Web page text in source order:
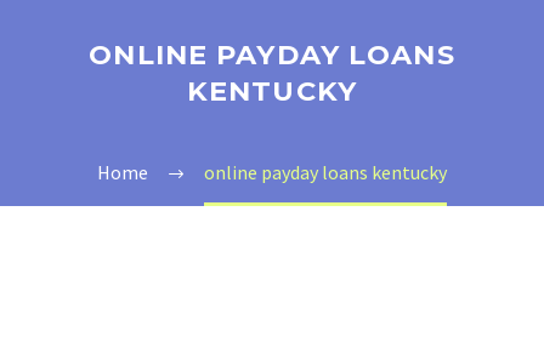
ONLINE PAYDAY LOANS
KENTUCKY
Home online payday loans kentucky